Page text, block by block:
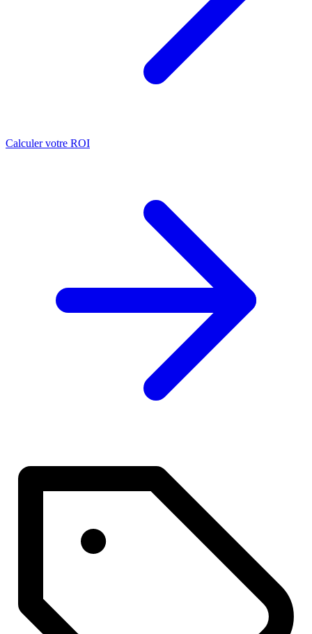
Calculer votre ROI